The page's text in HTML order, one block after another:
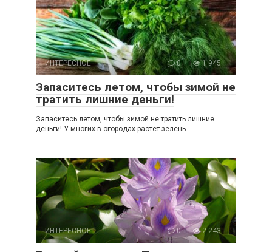
ИНТЕРЕСНОЕ 0 1 945
Запаситесь летом, чтобы зимой не
тратить лишние деньги!
Запаситесь летом, чтобы зимой не тратить лишние
деньги! У многих в огородах растет зелень.
ИНТЕРЕСНОЕ 0 2 243